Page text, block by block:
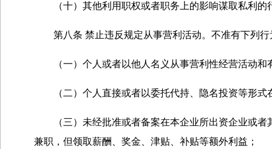
（十）其他利用职权或者职务上的影响谋取私利的
第八条 禁止违反规定从事营利活动。不准有下列行
（一）个人或者以他人名义从事营利性经营活动和
（二）个人直接或者以委托代持、隐名投资等形式
（三）未经批准或者备案在本企业所出资企业或者
兼职，但领取薪酬、奖金、津贴、补贴等额外利益；